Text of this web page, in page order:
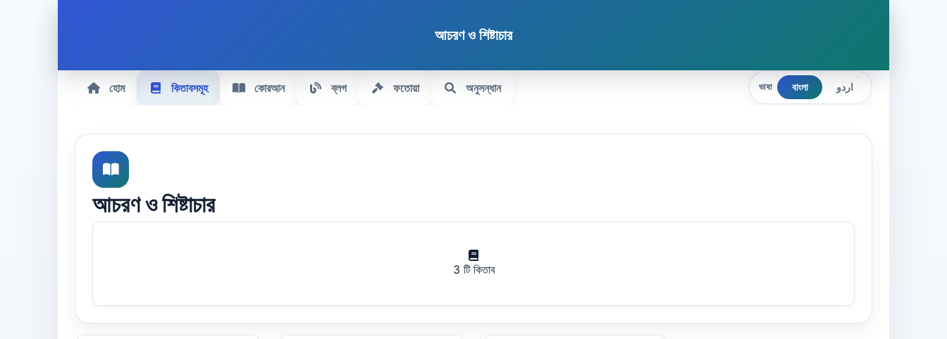
আচরণ ও শিষ্টাচার
হোম কিতাবসমূহ কোরআন ব্লগ ফতোয়া অনুসন্ধান ভাষা বাংলা اردو
আচরণ ও শিষ্টাচার
3 টি কিতাব